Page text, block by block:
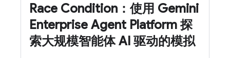
Race Condition：使用 Gemini
Enterprise Agent Platform 探
索大规模智能体 AI 驱动的模拟